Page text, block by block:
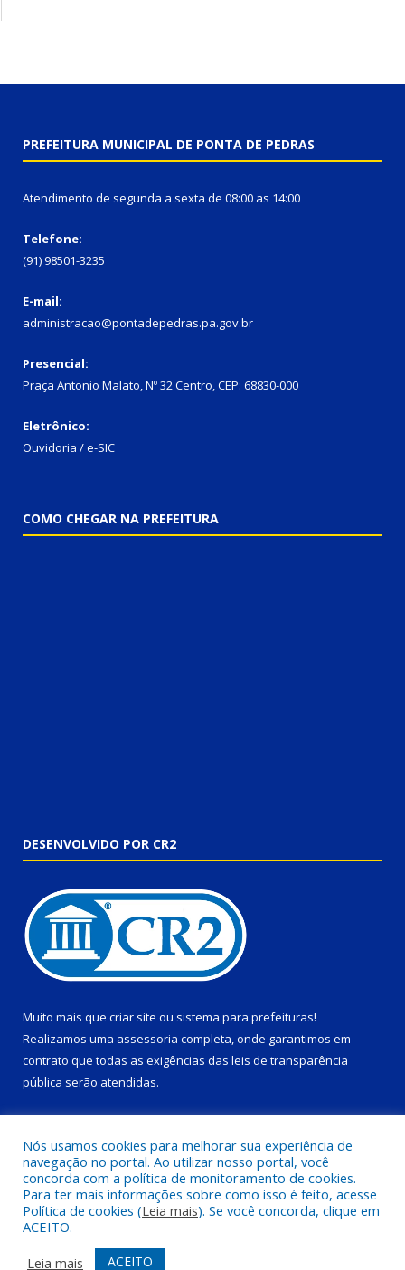
PREFEITURA MUNICIPAL DE PONTA DE PEDRAS
Atendimento de segunda a sexta de 08:00 as 14:00
Telefone:
(91) 98501-3235
E-mail:
administracao@pontadepedras.pa.gov.br
Presencial:
Praça Antonio Malato, Nº 32 Centro, CEP: 68830-000
Eletrônico:
Ouvidoria / e-SIC
COMO CHEGAR NA PREFEITURA
DESENVOLVIDO POR CR2
Muito mais que criar site ou sistema para prefeituras!
Realizamos uma assessoria completa, onde garantimos em
contrato que todas as exigências das leis de transparência
pública serão atendidas.
Todos os direitos reservados a Prefeitura Municipal de Ponta de
Nós usamos cookies para melhorar sua experiência de
navegação no portal. Ao utilizar nosso portal, você
concorda com a política de monitoramento de cookies.
Para ter mais informações sobre como isso é feito, acesse
Política de cookies (Leia mais). Se você concorda, clique em
ACEITO.
Leia mais
ACEITO